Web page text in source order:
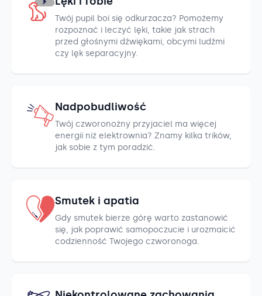
Twój pupil boi się odkurzacza? Pomożemy
rozpoznać i leczyć lęki, takie jak strach
przed głośnymi dźwiękami, obcymi ludźmi
czy lęk separacyjny.
Nadpobudliwość
Twój czworonożny przyjaciel ma więcej
energii niż elektrownia? Znamy kilka trików,
jak sobie z tym poradzić.
Smutek i apatia
Gdy smutek bierze górę warto zastanowić
się, jak poprawić samopoczucie i urozmaicić
codzienność Twojego czworonoga.